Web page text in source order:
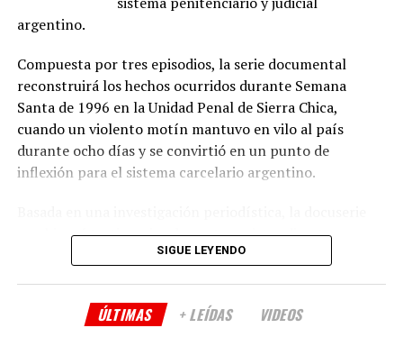
Música: Marcelo Bormida, Valenti Liendo
Producción ejecutiva: Hugo Armoa, Magui Bravi,
Manuela Viale, Pablo Yotich, Alejandro Fiore
Prensa: Kevin Melgar
Género: Drama
Provincia de Buenos Aires
Conan O’Brien de Visita, Temporada 3
Guerra de Bandas: Oslo– 28 de agosto
(Fuente: televison.com.ar)
Comparte esto:
argentino.
Compuesta por tres episodios, la serie documental
reconstruirá los hechos ocurridos durante Semana
Santa de 1996 en la Unidad Penal de Sierra Chica,
cuando un violento motín mantuvo en vilo al país
durante ocho días y se convirtió en un punto de
inflexión para el sistema carcelario argentino.
combinará testimonios de protagonistas directos,
funcionarios, integrantes del Servicio Penitenciario y
archivo y registros históricos poco difundidos que
permitirán reconstruir el desarrollo del conflicto.
SIGUE LEYENDO
ÚLTIMAS + LEÍDAS VIDEOS